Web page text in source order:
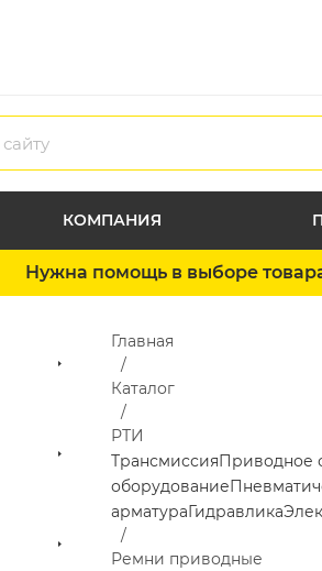
КОМПАНИЯ
Нужна помощь в выборе
Главная
Каталог
РТИ
ТрансмиссияПриводное
оборудование
арматураГидравлика
Ремни приводные